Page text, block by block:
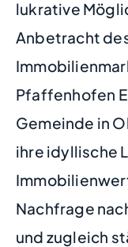
lukrative
Anbetracht
Pfaffenhofen
Gemeinde in
ihre idyllische
Nachfrage
und zugleich